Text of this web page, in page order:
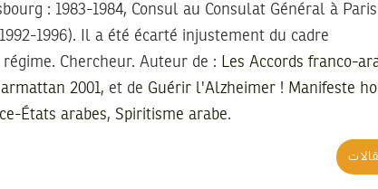
: 1983-1984, Consul au Consulat Général à
1996). Il a été écarté injustement du cadre
Chercheur. Auteur de : Les Accords franco-
2001, et de Guérir l'Alzheimer ! Manifeste
États arabes, Spiritisme arabe.